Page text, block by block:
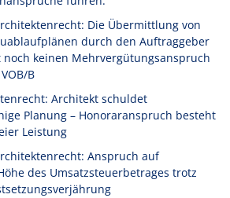
Die Übermittlung von
durch den Auftraggeber
keinen Mehrvergütungsanspruch
B
Architekt schuldet
Planung – Honoraranspruch besteht
Leistung
Anspruch auf
des Umsatzsteuerbetrages trotz